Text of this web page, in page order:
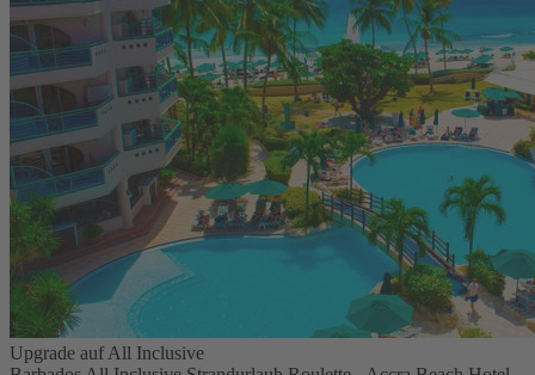
Upgrade auf All Inclusive